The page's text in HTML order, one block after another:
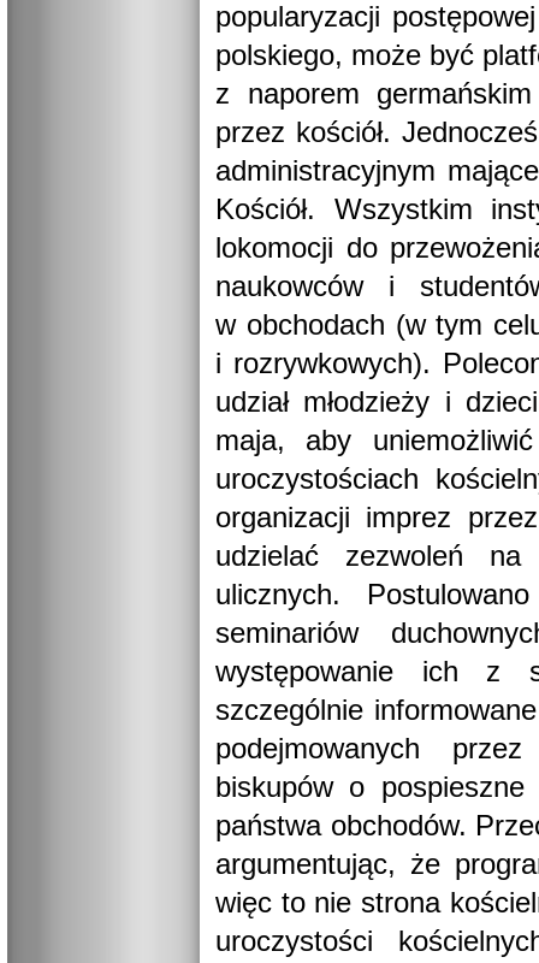
popularyzacji
polskiego, może być
z naporem
przez kościół.
administracyjnym
Kościół. Wszystkim
lokomocji do
naukowców i
w obchodach (w tym
i rozrywkowych).
udział młodzieży i
maja, aby
uroczystościach
organizacji imprez
udzielać zezwoleń
ulicznych.
seminariów
występowanie ich z
szczególnie
podejmowanych
biskupów o
państwa obchodów.
argumentując, że
więc to nie strona
uroczystości